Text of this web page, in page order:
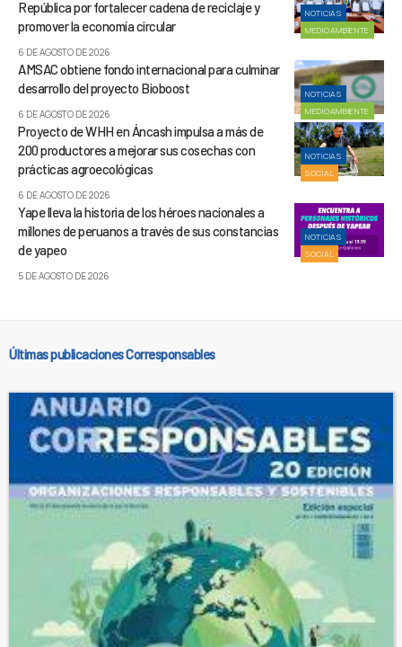
NOTICIAS
MEDIOAMBIENTE
República por fortalecer cadena de reciclaje y
promover la economía circular
6 DE AGOSTO DE 2026
NOTICIAS
MEDIOAMBIENTE
AMSAC obtiene fondo internacional para culminar
desarrollo del proyecto Bioboost
6 DE AGOSTO DE 2026
NOTICIAS
SOCIAL
Proyecto de WHH en Áncash impulsa a más de
200 productores a mejorar sus cosechas con
prácticas agroecológicas
6 DE AGOSTO DE 2026
NOTICIAS
SOCIAL
Yape lleva la historia de los héroes nacionales a
millones de peruanos a través de sus constancias
de yapeo
5 DE AGOSTO DE 2026
Últimas publicaciones Corresponsables